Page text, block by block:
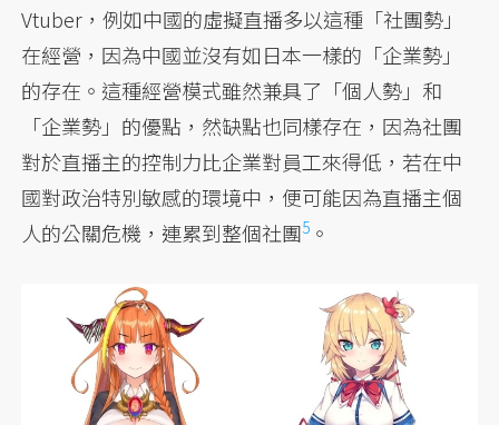
Vtuber，例如中國的虛擬直播多以這種「社團勢」
在經營，因為中國並沒有如日本一樣的「企業勢」
的存在。這種經營模式雖然兼具了「個人勢」和
「企業勢」的優點，然缺點也同樣存在，因為社團
對於直播主的控制力比企業對員工來得低，若在中
國對政治特別敏感的環境中，便可能因為直播主個
人的公關危機，連累到整個社團5 。